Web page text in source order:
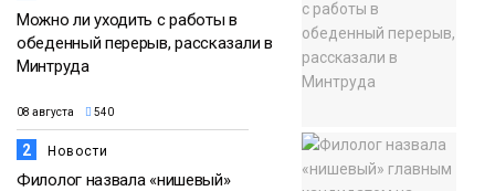
Можно ли уходить с работы в
обеденный перерыв, рассказали в
Минтруда
08 августа 540
2 Новости
Филолог назвала «нишевый»